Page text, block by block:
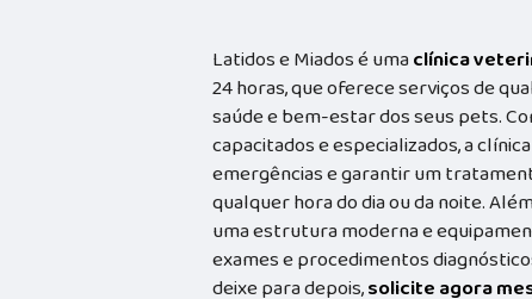
Latidos e Miados é umaclínica
24 horas, que oferece serviços de
saúde e bem-estar dos seus pets.
capacitados e especializados, a
emergências e garantir um
qualquer hora do dia ou da noite.
uma estrutura moderna e
exames e procedimentos
deixe para depois,solicite agora